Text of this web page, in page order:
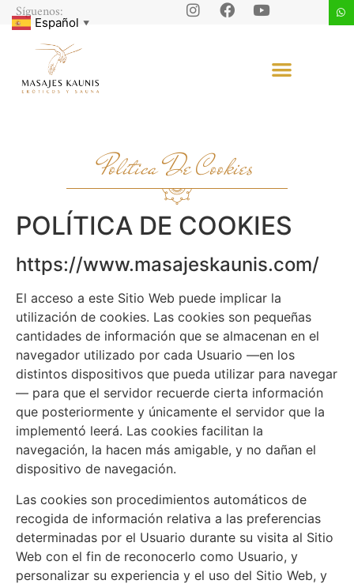
Síguenos:
Política De Cookies
POLÍTICA DE COOKIES
https://www.masajeskaunis.com/
El acceso a este Sitio Web puede implicar la
utilización de cookies. Las cookies son pequeñas
cantidades de información que se almacenan en el
navegador utilizado por cada Usuario —en los
distintos dispositivos que pueda utilizar para navegar
— para que el servidor recuerde cierta información
que posteriormente y únicamente el servidor que la
implementó leerá. Las cookies facilitan la
navegación, la hacen más amigable, y no dañan el
dispositivo de navegación.
Las cookies son procedimientos automáticos de
recogida de información relativa a las preferencias
determinadas por el Usuario durante su visita al Sitio
Web con el fin de reconocerlo como Usuario, y
personalizar su experiencia y el uso del Sitio Web, y
Español ▼